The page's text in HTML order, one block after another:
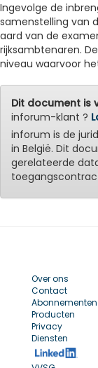
Ingevolge de
samenstelling van
aard van de
rijksambtenaren.
niveau waarvoor
Dit document is
inforum-klant ?
inforum is de
in België. Dit
gerelateerde
Over ons
Contact
Abonnementen
Producten
Privacy
Diensten